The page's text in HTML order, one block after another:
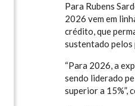
Para Rubens
2026 vem em
crédito, que
sustentado pelos
“Para 2026, a
sendo liderado
superior a 15%”,